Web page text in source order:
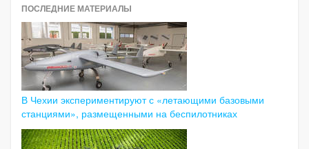
ПОСЛЕДНИЕ МАТЕРИАЛЫ
В Чехии экспериментируют с «летающими базовыми
станциями», размещенными на беспилотниках